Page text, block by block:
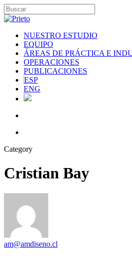
NUESTRO ESTUDIO
EQUIPO
ÁREAS DE PRÁCTICA E
OPERACIONES
PUBLICACIONES
ESP
ENG
Category
Cristian Bay
am@amdiseno.cl